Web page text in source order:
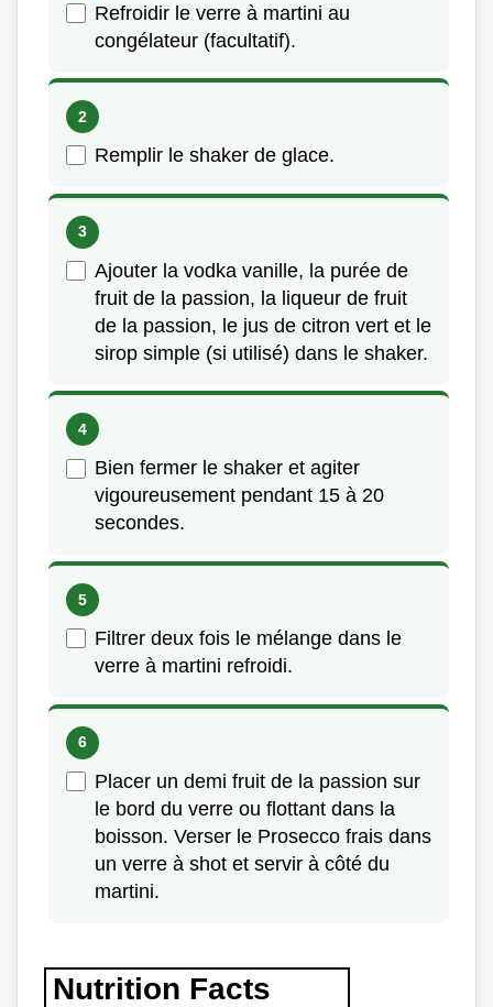
Refroidir le verre à martini au
congélateur (facultatif).
Remplir le shaker de glace.
Ajouter la vodka vanille, la purée de
fruit de la passion, la liqueur de fruit
de la passion, le jus de citron vert et le
sirop simple (si utilisé) dans le shaker.
Bien fermer le shaker et agiter
vigoureusement pendant 15 à 20
secondes.
Filtrer deux fois le mélange dans le
verre à martini refroidi.
Placer un demi fruit de la passion sur
le bord du verre ou flottant dans la
boisson. Verser le Prosecco frais dans
un verre à shot et servir à côté du
martini.
Nutrition Facts